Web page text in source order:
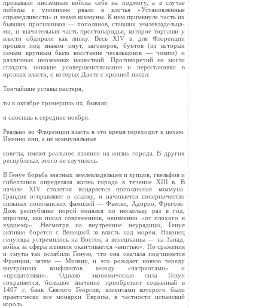
призывали иноземные войска себе на подмогу, а в случае
победы с упоением рвали в клочья «Установленные
справедливости» и знамя коммуны. К ним примкнула часть их
бывших про­тивников — пополанов, ставших землевладельца­
ми, и значительная часть простонародья, которое торгаши у
власти обдирали как липку. Весь XIV в. для Флоренции
прошёл под знаком смут, заговоров, бунтов (из которых
самым крупным было восстание чесальщиков — чомпи) и
различных иноземных на­шествий. Противоречий не могли
сгладить никакие усовершенствования и перестановки в
органах власти, о которых Данте с иронией писал:
Тончайшие уставы мастеря,
ты в октябре примеришь их, бывало,
и сносишь к середине ноября.
Реально во Флоренции власть в это время пере­ходит к цехам.
Именно они, а не коммунальные
советы, имеют реальное влияние на жизнь города. В других
республиках этого не случилось.
В Генуе борьба знатных землевладельцев и куп­цов, гвельфов и
гибеллинов определяла жизнь го­рода в течение XIII в. В
начале XIV столетия воца­ряется пополанская коммуна.
Грандов отправляют в ссылку, и начинается соперничество
сильных пополанских фамилий — Фьески, Адорио, Фрегозо.
Дож республики порой менялся по нескольку раз в год,
впрочем, как писал современник, неизменно «от плохого к
худшему». Несмотря на внутренние неурядицы, Генуя
активно борется с Венецией за власть над морем. Наконец
генуэзцы устремились на Восток, а венецианцы — на Запад;
война за сфе­ры влияния оканчивается «вничью». Но сражения
и смуты так ослабили Геную, что она сначала под­чиняется
Франции, затем — Милану, и это рождает новую череду
внутренних конфликтов между «пат­риотами» и
«предателями». Однако экономическая сила Генуи
сохраняется, большое значение приоб­ретает созданный в
1407 г. банк Святого Георгия, клиентами которого были
практически все монархи Европы, в частности испанский
король.